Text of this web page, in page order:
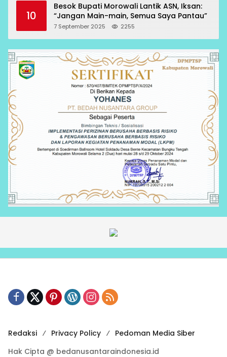
10
Besok Bupati Morowali Lantik ASN, Iksan:
“Jangan Main-main, Semua Saya Pantau”
7 September 2025 2255
Redaksi Privacy Policy
Pedoman Media Siber
Hak Cipta @ bedanusantaraindonesia.id